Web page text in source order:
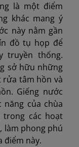
là một điểm
khác mang ý
này nằm gần
đồ tụ họp để
truyền thống.
sở hữu những
rửa tâm hồn và
Giếng nước
của chùa
các hoạt
làm phong phú
điểm này.